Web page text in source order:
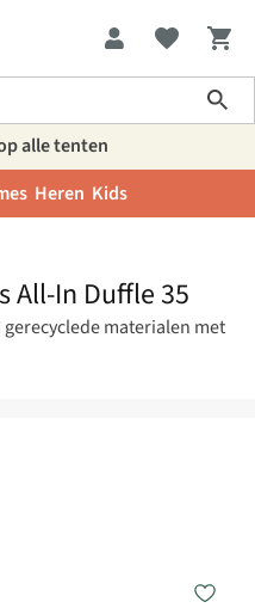
alle tenten
Heren Kids
All-In Duffle 35
materialen met